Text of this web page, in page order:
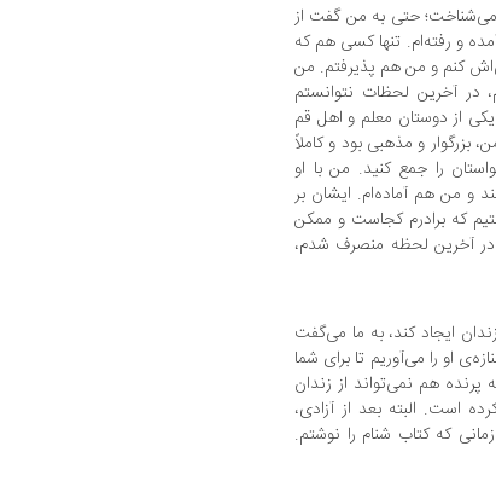
می‌شناخت؛ حتی به من گفت از
و رفته‌ام. تنها کسی هم که
کنم و من هم پذیرفتم. من
در آخرین لحظات نتوانستم
از دوستان معلم و اهل قم
بزرگوار و مذهبی بود و کاملاً
را جمع کنید. من با او
و من هم آماده‌ام. ایشان بر
که برادرم کجاست و ممکن
آخرین لحظه منصرف شدم،
ایجاد کند، به ما می‌گفت
او را می‌آوریم تا برای شما
هم نمی‌تواند از زندان
است. البته بعد از آزادی،
که کتاب شنام را نوشتم.